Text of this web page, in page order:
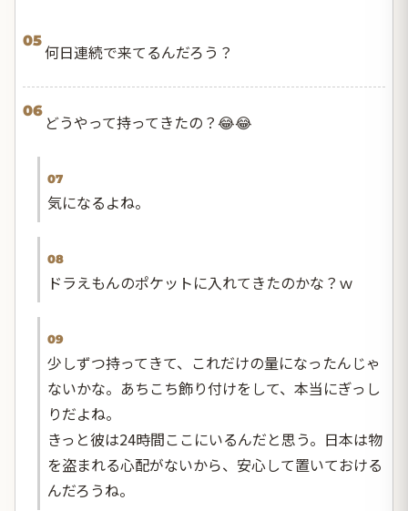
05
何日連続で来てるんだろう？
06
どうやって持ってきたの？😂😂
07
気になるよね。
08
ドラえもんのポケットに入れてきたのかな？ｗ
09
少しずつ持ってきて、これだけの量になったんじゃ
ないかな。あちこち飾り付けをして、本当にぎっし
りだよね。
きっと彼は24時間ここにいるんだと思う。日本は物
を盗まれる心配がないから、安心して置いておける
んだろうね。